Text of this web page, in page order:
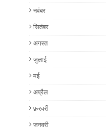
नवंबर
सितंबर
अगस्त
जुलाई
मई
अप्रैल
फ़रवरी
जनवरी